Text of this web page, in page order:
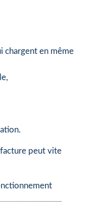
chargent en même
peut vite